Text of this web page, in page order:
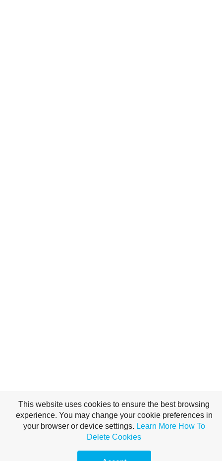
This website uses cookies to ensure the best browsing
experience. You may change your cookie preferences in
your browser or device settings. Learn More How To
Delete Cookies